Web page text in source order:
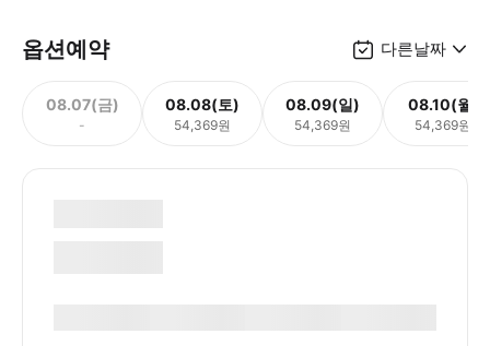
옵션예약 다른날짜
08.07(금)
-
08.08(토)
54,369원
08.09(일)
54,369원
08.10(월)
54,369원